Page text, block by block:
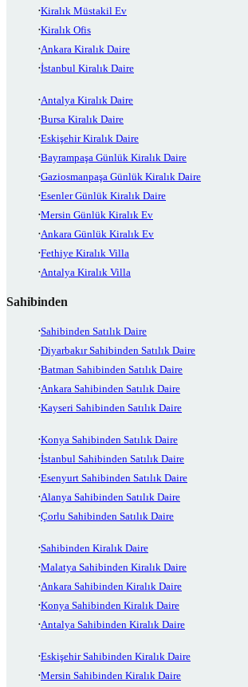
Kiralık Müstakil Ev
Kiralık Ofis
Ankara Kiralık Daire
İstanbul Kiralık Daire
Antalya Kiralık Daire
Bursa Kiralık Daire
Eskişehir Kiralık Daire
Bayrampaşa Günlük Kiralık Daire
Gaziosmanpaşa Günlük Kiralık Daire
Esenler Günlük Kiralık Daire
Mersin Günlük Kiralık Ev
Ankara Günlük Kiralık Ev
Fethiye Kiralık Villa
Antalya Kiralık Villa
Sahibinden
Sahibinden Satılık Daire
Diyarbakır Sahibinden Satılık Daire
Batman Sahibinden Satılık Daire
Ankara Sahibinden Satılık Daire
Kayseri Sahibinden Satılık Daire
Konya Sahibinden Satılık Daire
İstanbul Sahibinden Satılık Daire
Esenyurt Sahibinden Satılık Daire
Alanya Sahibinden Satılık Daire
Çorlu Sahibinden Satılık Daire
Sahibinden Kiralık Daire
Malatya Sahibinden Kiralık Daire
Ankara Sahibinden Kiralık Daire
Konya Sahibinden Kiralık Daire
Antalya Sahibinden Kiralık Daire
Eskişehir Sahibinden Kiralık Daire
Mersin Sahibinden Kiralık Daire